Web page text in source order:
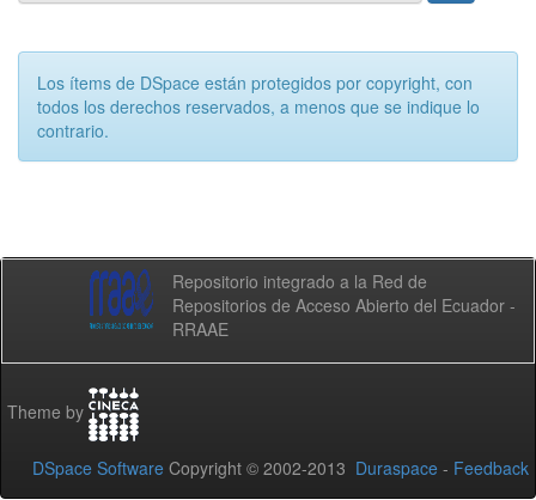
Los ítems de DSpace están protegidos por copyright, con
todos los derechos reservados, a menos que se indique lo
contrario.
Repositorio integrado a la Red de
Repositorios de Acceso Abierto del Ecuador -
RRAAE
Theme by
DSpace Software Copyright © 2002-2013 Duraspace - Feedback